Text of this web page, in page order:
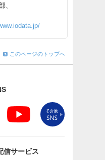
、
このページのトップへ
信サービス